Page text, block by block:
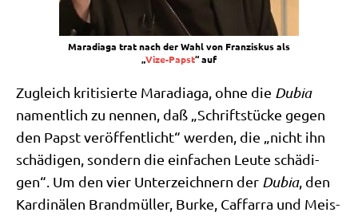
Mara­dia­ga trat nach der Wahl von Fran­zis­kus als
„Vize-Papst“ auf
Zugleich kri­ti­sier­te Mara­dia­ga, ohne die Dubia
nament­lich zu nen­nen, daß „Schrift­stücke gegen
den Papst ver­öf­fent­licht“ wer­den, die „nicht ihn
schä­di­gen, son­dern die ein­fa­chen Leu­te schä­di­
gen“. Um den vier Unter­zeich­nern der Dubia, den
Kar­di­nä­len Brand­mül­ler, Bur­ke, Caf­farra und Meis­